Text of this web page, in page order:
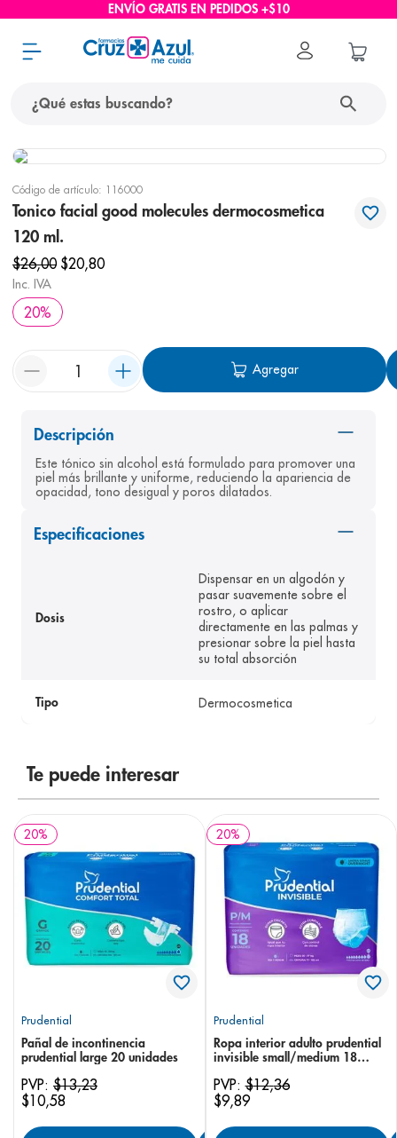
ENVÍO GRATIS EN PEDIDOS +$10
Código de artículo: 116000
Tonico facial good molecules dermocosmetica
120 ml.
$26,00 $20,80
Inc. IVA
20%
Agregar
Descripción
Este tónico sin alcohol está formulado para promover una
piel más brillante y uniforme, reduciendo la apariencia de
opacidad, tono desigual y poros dilatados.
Especificaciones
Dosis
Dispensar en un algodón y
pasar suavemente sobre el
rostro, o aplicar
directamente en las palmas y
presionar sobre la piel hasta
su total absorción
Tipo Dermocosmetica
Te puede interesar
20%
Prudential
Pañal de incontinencia
prudential large 20 unidades
PVP: $13,23
$10,58
20%
Prudential
Ropa interior adulto prudential
invisible small/medium 18
PVP:$12,36
$9,89
términos más buscados
protector solar
2. pañales
3. eucerin
4 .
5. nivea
6. shampoo
panolini
10. prueba embarazo